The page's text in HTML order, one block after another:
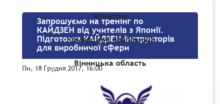
Членство
Комерційні пропозиції
Вінницька область
Запрошуємо на тренінг по
КАЙДЗЕН від учителів з Японії.
Підготовка КАЙДЗЕН-інструкторів
для виробничої сфери
Пн, 18 Грудня 2017, 16:00